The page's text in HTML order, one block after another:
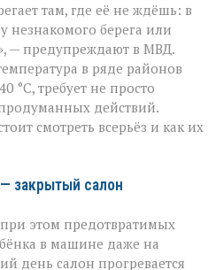
не
прощает
легкомыслия»:
МВД — о
том,
как
уберечь
себя
и
там, где её не ждёшь: в
незнакомого берега или
— предупреждают в МВД.
в ряде районов
°C, требует не просто
действий.
смотреть всерьёз и как их
закрытый салон
этом предотвратимых
в машине даже на
день салон прогревается